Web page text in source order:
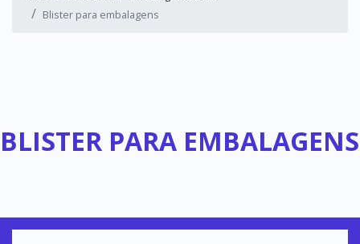
Blister para embalagens
BLISTER PARA EMBALAGENS